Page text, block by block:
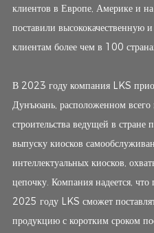
клиентов в Европе, Америке и
поставили высококачественную
клиентам более чем в 100
В 2023 году компания LKS
Дунъюань, расположенном
строительства ведущей в стране
выпуску киосков
интеллектуальных киосков,
цепочку. Компания надеется, что
2025 году LKS сможет
продукцию с коротким сроком